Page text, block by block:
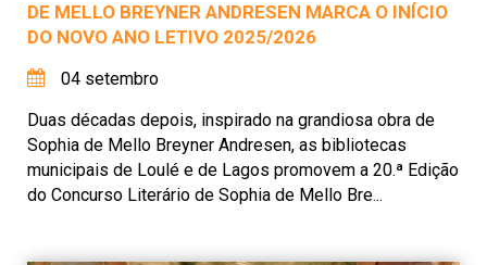
DE MELLO BREYNER ANDRESEN MARCA O INÍCIO
DO NOVO ANO LETIVO 2025/2026
04 setembro
Duas décadas depois, inspirado na grandiosa obra de
Sophia de Mello Breyner Andresen, as bibliotecas
municipais de Loulé e de Lagos promovem a 20.ª Edição
do Concurso Literário de Sophia de Mello Bre...